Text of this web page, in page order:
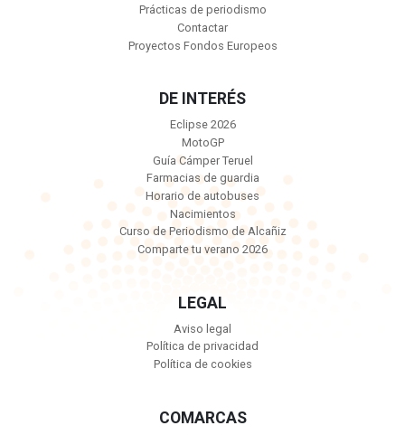
Prácticas de periodismo
Contactar
Proyectos Fondos Europeos
DE INTERÉS
Eclipse 2026
MotoGP
Guía Cámper Teruel
Farmacias de guardia
Horario de autobuses
Nacimientos
Curso de Periodismo de Alcañiz
Comparte tu verano 2026
LEGAL
Aviso legal
Política de privacidad
Política de cookies
COMARCAS